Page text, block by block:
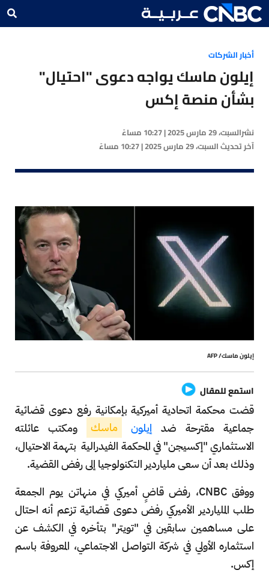
أخبار الشركات
إيلون ماسك يواجه دعوى "احتيال"
بشأن منصة إكس
نشرالسبت، 29 مارس 2025 | 10:27 مساءً
آخر تحديثالسبت، 29 مارس 2025 | 10:27 مساءً
إيلون ماسك/ AFP
استمع للمقال
قضت محكمة اتحادية أميركية بإمكانية رفع دعوى قضائية
جماعية مقترحة ضد إيلون ماسك
ومكتب عائلته
الاستثماري "إكسيجن" في المحكمة الفيدرالية بتهمة الاحتيال،
وذلك بعد أن سعى ملياردير التكنولوجيا إلى رفض القضية.
ووفق CNBC، رفض قاضٍ أميركي في منهاتن يوم الجمعة
طلب الملياردير الأميركي رفض دعوى قضائية تزعم أنه احتال
على مساهمين سابقين في "تويتر" بتأخره في الكشف عن
استثماره الأولي في شركة التواصل الاجتماعي، المعروفة باسم
إكس.